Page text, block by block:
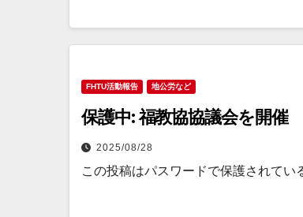
FHTU活動報告 地公労など
保護中: 福教協協議会を開催
2025/08/28
この投稿はパスワードで保護されてい